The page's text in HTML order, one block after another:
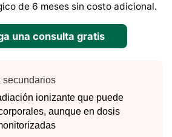
de 6 meses sin costo adicional.
una consulta gratis
secundarios
ionizante que puede
aunque en dosis